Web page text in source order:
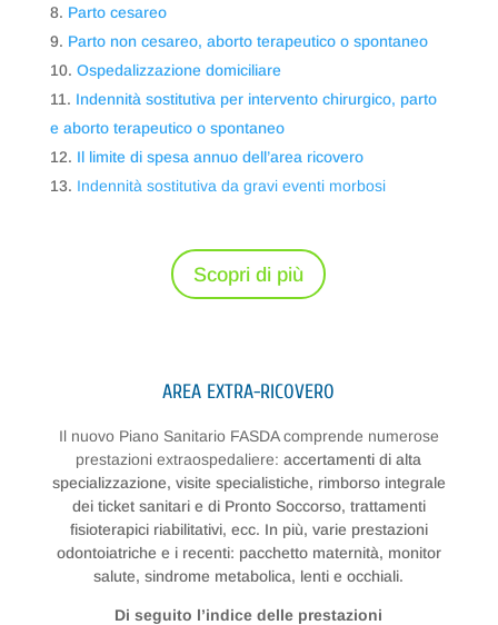
Parto cesareo
Parto non cesareo, aborto terapeutico o spontaneo
Ospedalizzazione domiciliare
Indennità sostitutiva per intervento chirurgico, parto
e aborto terapeutico o spontaneo
Il limite di spesa annuo dell’area ricovero
Indennità sostitutiva da gravi eventi morbosi
Scopri di più
AREA EXTRA-RICOVERO
Il nuovo Piano Sanitario FASDA comprende numerose
prestazioni extraospedaliere:accertamenti di alta
specializzazione, visite specialistiche, rimborso integrale
dei ticket sanitari e di Pronto Soccorso, trattamenti
fisioterapici riabilitativi, ecc. In più, varie prestazioni
odontoiatriche e i recenti: pacchetto maternità, monitor
salute, sindrome metabolica, lenti e occhiali.
Di seguito l’indice delle prestazioni